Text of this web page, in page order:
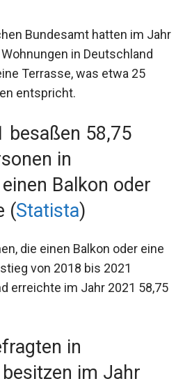
Bundesamt hatten im Jahr
in Deutschland
Terrasse, was etwa 25
entspricht.
besaßen 58,75
in
Balkon oder
(Statista)
die einen Balkon oder eine
von 2018 bis 2021
erreichte im Jahr 2021 58,75
in
im Jahr